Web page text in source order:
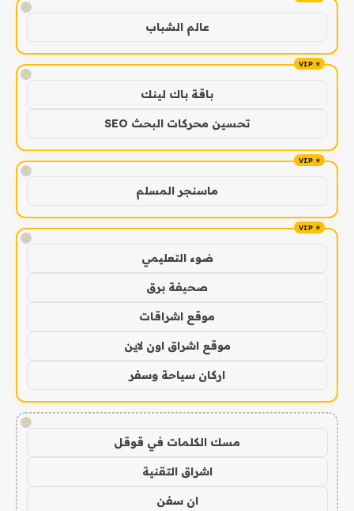
!
عالم الشباب
!
باقة باك لينك
تحسين محركات البحث SEO
!
ماسنجر المسلم
!
ضوء التعليمي
صحيفة برق
موقع اشراقات
موقع اشراق اون لاين
اركان سياحة وسفر
!
مسك الكلمات في قوقل
اشراق التقنية
ان سفن